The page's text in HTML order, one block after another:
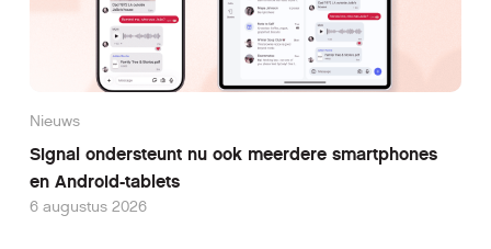
Nieuws
Signal ondersteunt nu ook meerdere smartphones
en Android-tablets
6 augustus 2026